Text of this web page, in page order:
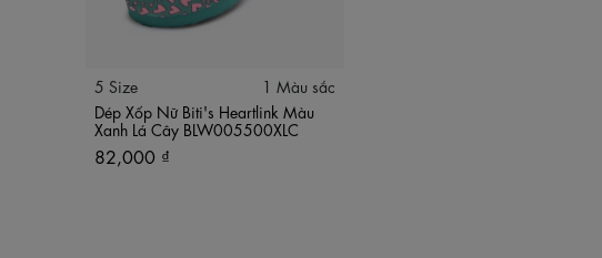
💡 Hướng Dẫn Bảo Quản Đúng Cách Để
rất nhanh ráo.
Khi dép bị bám bụi bẩn, bạn có thể dùng bàn chải lông mềm hoặc
Tránh để dép xốp tiếp xúc trực tiếp dưới ánh nắng mặt trời gay gắt
chuẩn của mặt đế EVA.
5 Size
1 Màu sắc
Dép Xốp Nữ Biti's Heartlink Màu
Xanh Lá Cây BLW005500XLC
82,000 ₫